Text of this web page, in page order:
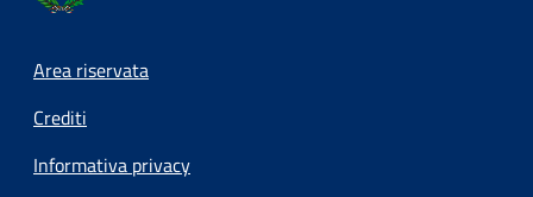
Footer menu
Area riservata
Crediti
Informativa privacy